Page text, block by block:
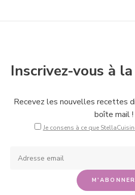
Inscrivez-vous à
Recevez les nouvelles recettes
boîte mail !
Je consens à ce que